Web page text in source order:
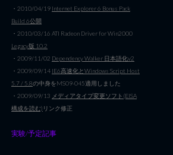
・2010/04/19 Internet Explorer 6 Bonus Pack
Build 6公開
・2010/03/16 ATI Radeon Driver for Win2000
Legacy版 10.2
・2009/11/02 Dependency Walker 日本語化v2
・2009/09/14 IE6高速化とWindows Script Host
5.7 / 5.8の中身をMS09-045適用しました
・2009/09/13 メディアタイプ変更ソフト(EISA
構成を読む) リンク修正
実験/予定記事